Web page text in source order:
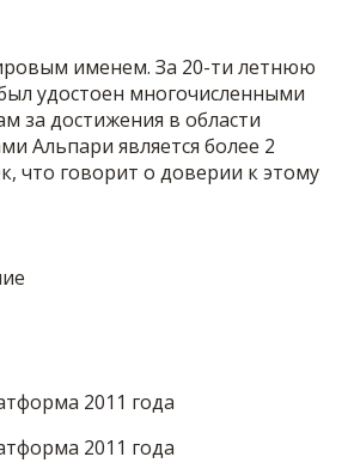
именем. За 20-ти летнюю
удостоен многочисленными
за достижения в области
Альпари является более 2
что говорит о доверии к этому